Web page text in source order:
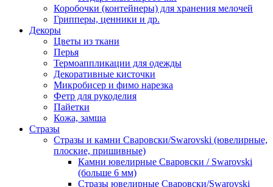
Коробочки (контейнеры) для хранения мелочей
Грипперы, ценники и др.
Декоры
Цветы из ткани
Перья
Термоаппликации для одежды
Декоративные кисточки
Микробисер и фимо нарезка
Фетр для рукоделия
Пайетки
Кожа, замша
Стразы
Стразы и камни Сваровски/Swarovski (ювелирные,
плоские, пришивные)
Камни ювелирные Сваровски / Swarovski
(больше 6 мм)
Стразы ювелирные Сваровски/Swarovski